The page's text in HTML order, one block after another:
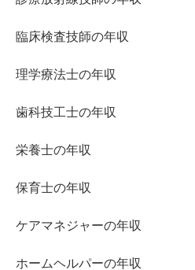
臨床検査技師の年収
理学療法士の年収
歯科技工士の年収
栄養士の年収
保育士の年収
ケアマネジャーの年収
ホームヘルパーの年収